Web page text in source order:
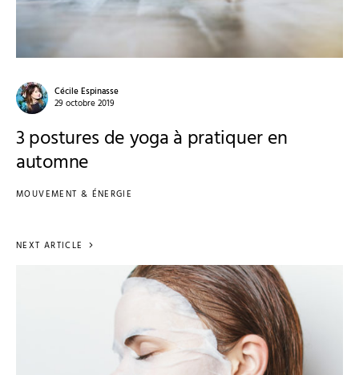
Cécile Espinasse
29 octobre 2019
3 postures de yoga à pratiquer en
automne
MOUVEMENT & ÉNERGIE
NEXT ARTICLE